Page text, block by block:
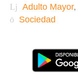
Adulto Mayor,
Sociedad